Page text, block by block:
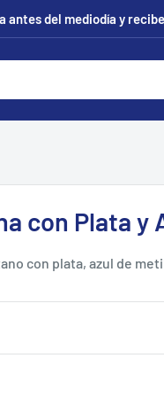
antes del mediodía y
con Plata y
con plata, azul de